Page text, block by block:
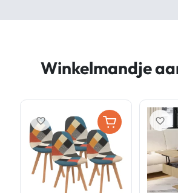
Winkelmandje
favorite_border favorite_border